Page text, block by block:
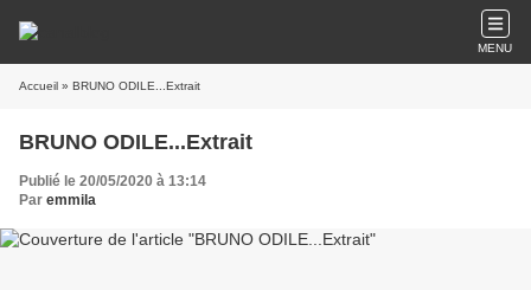
MENU
Accueil » BRUNO ODILE...Extrait
BRUNO ODILE...Extrait
Publié le 20/05/2020 à 13:14
Par emmila